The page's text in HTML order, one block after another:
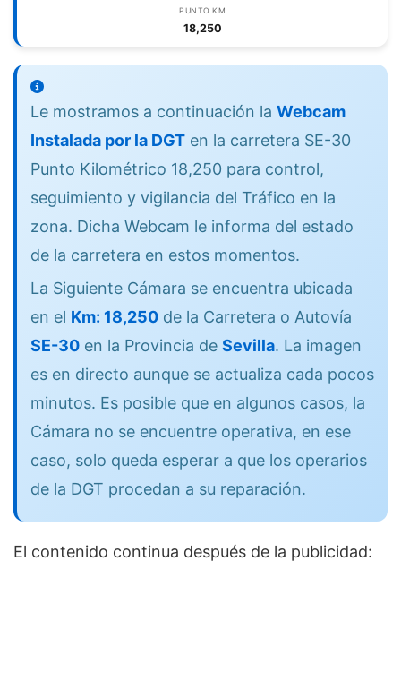
PUNTO KM
18,250
Le mostramos a continuación la Webcam
Instalada por la DGT en la carretera SE-30
Punto Kilométrico 18,250 para control,
seguimiento y vigilancia del Tráfico en la
zona. Dicha Webcam le informa del estado
de la carretera en estos momentos.
La Siguiente Cámara se encuentra ubicada
en el Km: 18,250 de la Carretera o Autovía
SE-30 en la Provincia de Sevilla. La imagen
es en directo aunque se actualiza cada pocos
minutos. Es posible que en algunos casos, la
Cámara no se encuentre operativa, en ese
caso, solo queda esperar a que los operarios
de la DGT procedan a su reparación.
El contenido continua después de la publicidad: